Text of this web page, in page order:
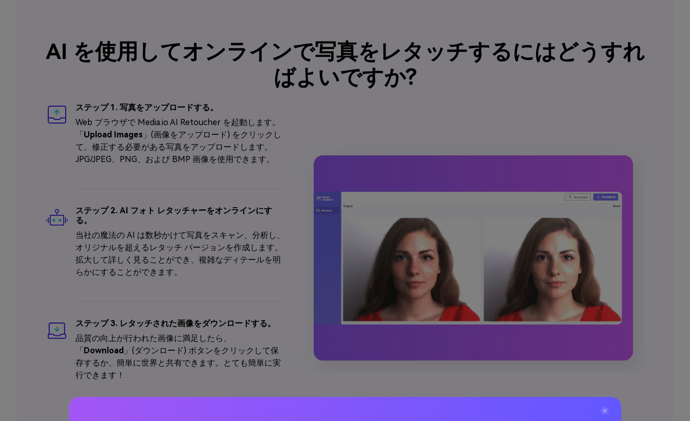
AI を使用してオンラインで写真をレタッチするにはどうすれ
ばよいですか?
ステップ 1. 写真をアップロードする。
Web ブラウザで Media.io AI Retoucher を起動します。
「Upload Images 」(画像をアップロード) をクリックし
て、修正する必要がある写真をアップロードします。
JPG/JPEG、PNG、および BMP 画像を使用できます。
ステップ 2. AI フォト レタッチャーをオンラインにす
る。
当社の魔法の AI は数秒かけて写真をスキャン、分析し、
オリジナルを超えるレタッチ バージョンを作成します。
拡大して詳しく見ることができ、複雑なディテールを明
らかにすることができます。
ステップ 3. レタッチされた画像をダウンロードする。
品質の向上が行われた画像に満足したら、
「Download 」(ダウンロード) ボタンをクリックして保
存するか、簡単に世界と共有できます。とても簡単に実
行できます！